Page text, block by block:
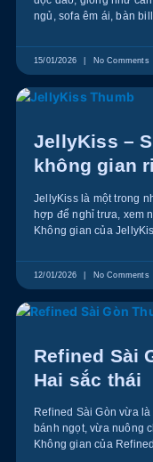
ngủ, sofa êm ái, bàn
15/01/2026 No Comments
JellyKiss –
không gian
JellyKiss là một trong
hợp để nghỉ trưa, xem
Không gian của
12/01/2026 No Comments
Refined Sài
Hai sắc thái
Refined Sài Gòn vừa
bánh ngọt, vừa nuông
Không gian của